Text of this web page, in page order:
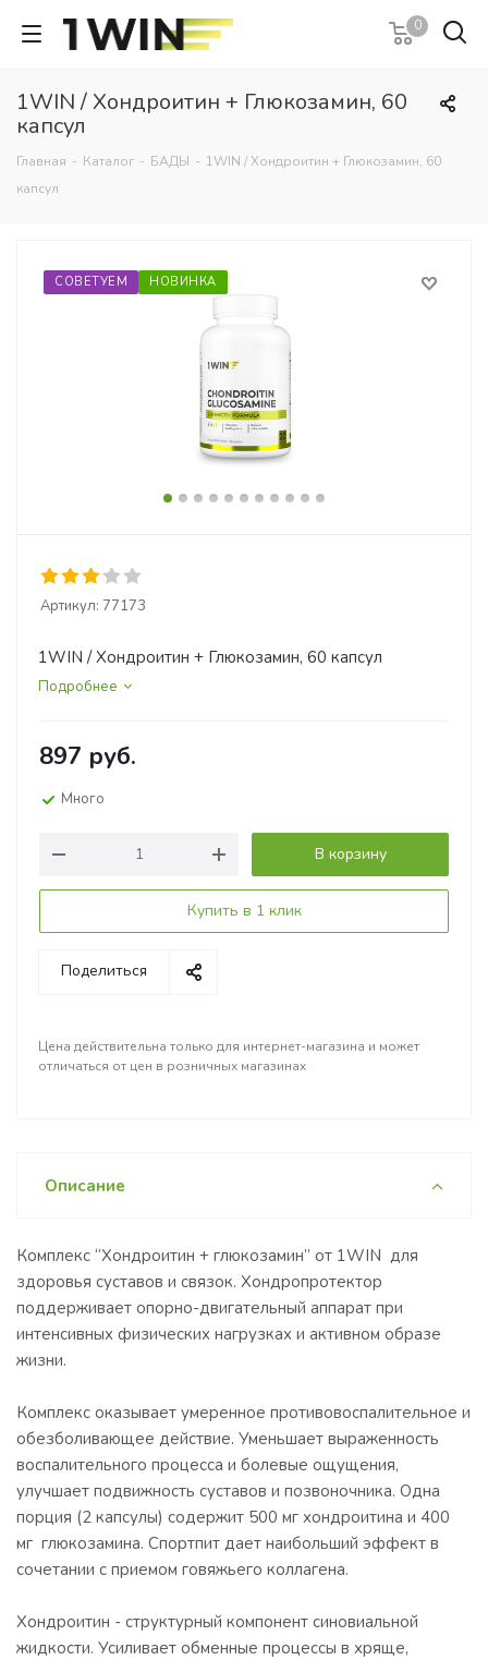
0
1WIN / Хондроитин + Глюкозамин, 60
капсул
Главная - Каталог - БАДЫ - 1WIN / Хондроитин + Глюкозамин, 60
капсул
СОВЕТУЕМ НОВИНКА
Артикул: 77173
1WIN / Хондроитин + Глюкозамин, 60 капсул
Подробнее
897 руб.
Много
В корзину
Купить в 1 клик
Поделиться
Цена действительна только для интернет-магазина и может
отличаться от цен в розничных магазинах
Описание
Комплекс “Хондроитин + глюкозамин” от 1WIN для
здоровья суставов и связок. Хондропротектор
поддерживает опорно-двигательный аппарат при
интенсивных физических нагрузках и активном образе
жизни.
Комплекс оказывает умеренное противовоспалительное и
обезболивающее действие. Уменьшает выраженность
воспалительного процесса и болевые ощущения,
улучшает подвижность суставов и позвоночника. Одна
порция (2 капсулы) содержит 500 мг хондроитина и 400
мг глюкозамина. Спортпит дает наибольший эффект в
сочетании с приемом говяжьего коллагена.
Хондроитин - структурный компонент синовиальной
жидкости. Усиливает обменные процессы в хряще,